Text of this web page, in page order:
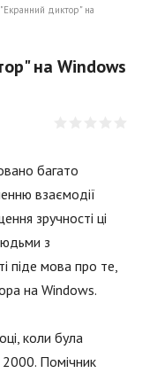
диктор" на
на Windows
багато
взаємодії
зручності ці
з
піде мова про те,
на Windows.
коли була
Помічник